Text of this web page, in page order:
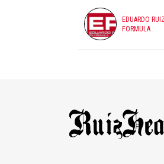
EDUARDO
FORMULA